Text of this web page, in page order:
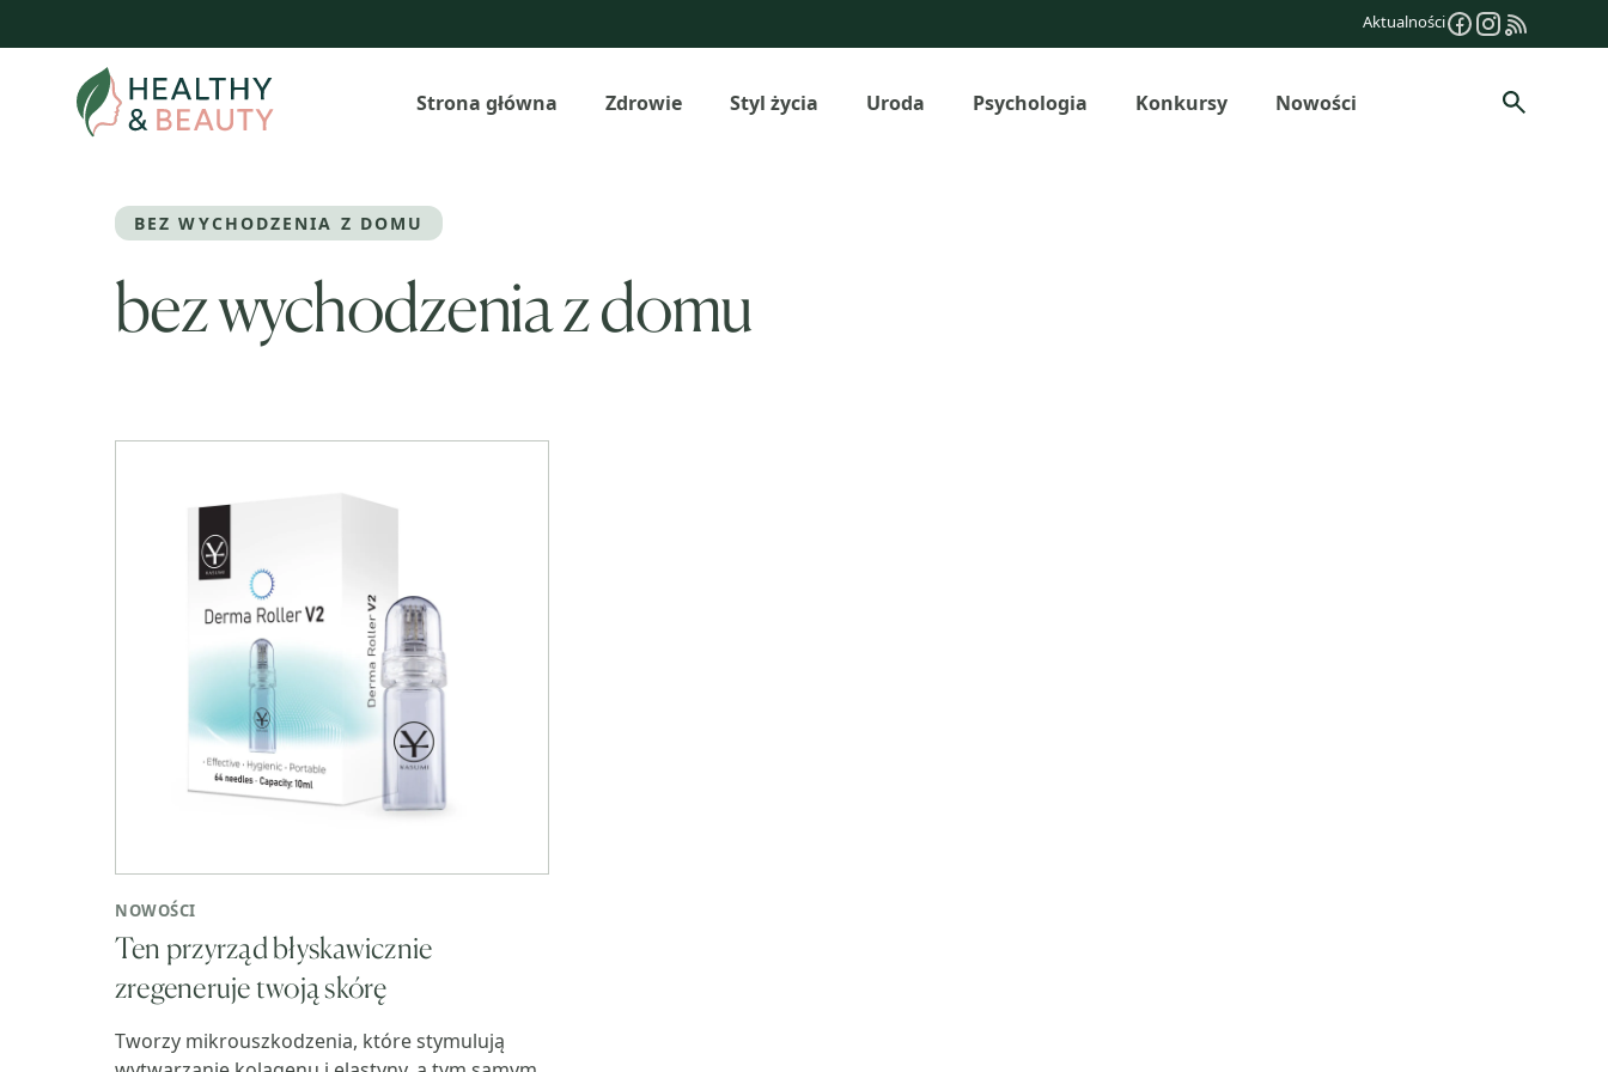
do
Aktualności
Strona główna Zdrowie Styl życia Uroda Psychologia Konkursy Nowości Szukaj
BEZ WYCHODZENIA Z DOMU
bez wychodzenia z domu
NOWOŚCI
Ten przyrząd błyskawicznie
zregeneruje twoją skórę
Tworzy mikrouszkodzenia, które stymulują